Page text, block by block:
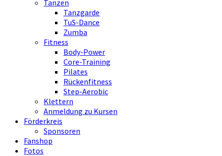
Tanzen
Tanzgarde
TuS-Dance
Zumba
Fitness
Body-Power
Core-Training
Pilates
Rückenfitness
Step-Aerobic
Klettern
Anmeldung zu Kursen
Förderkreis
Sponsoren
Fanshop
Fotos